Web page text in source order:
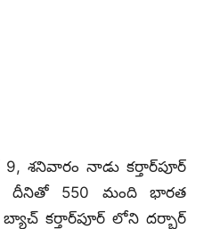
శనివారం నాడు కర్తార్‌పూర్‌
దీనితో 550 మంది భారత
కర్తార్‌పూర్‌ లోని దర్బార్‌